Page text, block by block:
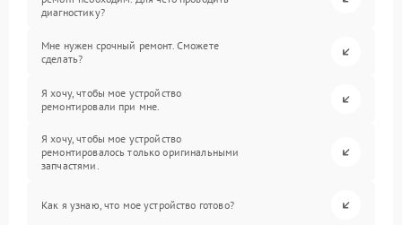
диагностику?
Мне нужен срочный ремонт. Сможете
сделать?
Я хочу, чтобы мое устройство
ремонтировали при мне.
Я хочу, чтобы мое устройство
ремонтировалось только оригинальными
запчастями.
Как я узнаю, что мое устройство готово?